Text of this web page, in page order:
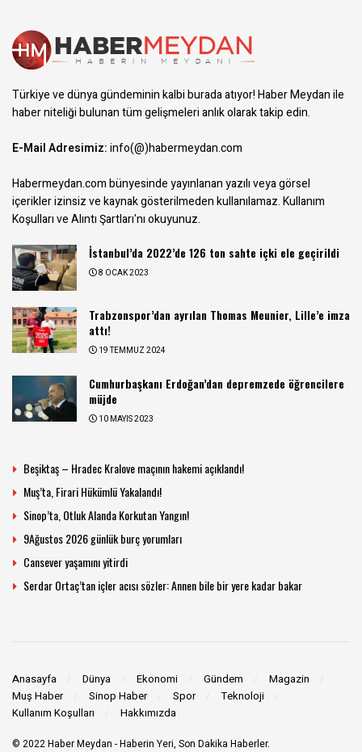
Türkiye ve dünya gündeminin kalbi burada atıyor! Haber Meydan ile
haber niteliği bulunan tüm gelişmeleri anlık olarak takip edin.
E-Mail Adresimiz:info(@)habermeydan.com
Habermeydan.com bünyesinde yayınlanan yazılı veya görsel
içerikler izinsiz ve kaynak gösterilmeden kullanılamaz.Kullanım
Koşulları ve Alıntı Şartları'nı okuyunuz.
İstanbul’da 2022’de 126 ton sahte içki ele geçirildi
8 OCAK 2023
Trabzonspor’dan ayrılan Thomas Meunier, Lille’e imza
attı!
19 TEMMUZ 2024
Cumhurbaşkanı Erdoğan’dan depremzede öğrencilere
müjde
10 MAYIS 2023
Beşiktaş – Hradec Kralove maçının hakemi açıklandı!
Muş’ta, Firari Hükümlü Yakalandı!
Sinop’ta, Otluk Alanda Korkutan Yangın!
9Ağustos 2026 günlük burç yorumları
Cansever yaşamını yitirdi
Serdar Ortaç’tan içler acısı sözler: Annen bile bir yere kadar bakar
Anasayfa Dünya Ekonomi Gündem
Magazin
Muş Haber
Sinop Haber Spor
Teknoloji
Kullanım Koşulları
Hakkımızda
© 2022Haber Meydan - Haberin Yeri, Son Dakika Haberler.